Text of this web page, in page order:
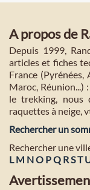
A propos de
Depuis 1999,
articles et fiches
France (Pyrénées,
Maroc, Réunion...)
le trekking, nous
raquettes à neige,
Rechercher un
Rechercher une
L M NO PQ RST